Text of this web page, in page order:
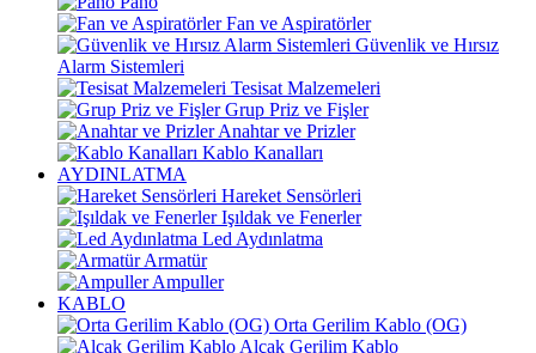
Fan ve Aspiratörler
Güvenlik ve Hırsız
Alarm Sistemleri
Tesisat Malzemeleri
Grup Priz ve Fişler
Anahtar ve Prizler
Kablo Kanalları
AYDINLATMA
Hareket Sensörleri
Işıldak ve Fenerler
Led Aydınlatma
Armatür
Ampuller
KABLO
Orta Gerilim Kablo (OG)
Alçak Gerilim Kablo